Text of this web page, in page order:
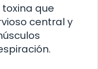
que
central y